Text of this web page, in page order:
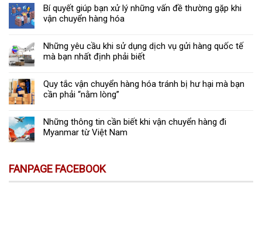
Bí quyết giúp bạn xử lý những vấn đề thường gặp khi
vận chuyển hàng hóa
Những yêu cầu khi sử dụng dịch vụ gửi hàng quốc tế
mà bạn nhất định phải biết
Quy tắc vận chuyển hàng hóa tránh bị hư hại mà bạn
cần phải “nằm lòng”
Những thông tin cần biết khi vận chuyển hàng đi
Myanmar từ Việt Nam
FANPAGE FACEBOOK